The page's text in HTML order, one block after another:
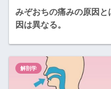
みぞおちの痛みの原因
因は異なる。
解剖学